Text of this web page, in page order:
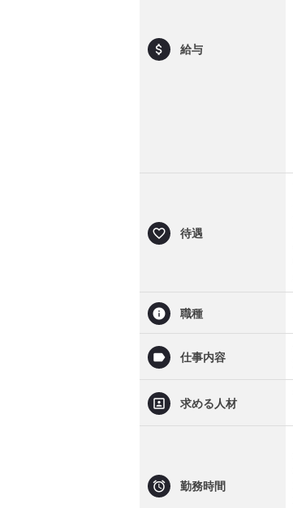
給与
待遇
職種
仕事内容
求める人材
勤務時間